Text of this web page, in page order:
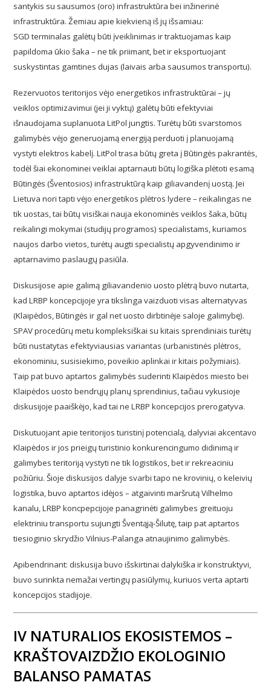
santykis su sausumos (oro) infrastruktūra bei inžinerinė
infrastruktūra. Žemiau apie kiekvieną iš jų išsamiau:
SGD terminalas galėtų būti įveiklinimas ir traktuojamas kaip
papildoma ūkio šaka – ne tik priimant, bet ir eksportuojant
suskystintas gamtines dujas (laivais arba sausumos transportu).
Rezervuotos teritorijos vėjo energetikos infrastruktūrai – jų
veiklos optimizavimui (jei ji vyktų) galėtų būti efektyviai
išnaudojama suplanuota LitPol jungtis. Turėtų būti svarstomos
galimybės vėjo generuojamą energiją perduoti į planuojamą
vystyti elektros kabelį. LitPol trasa būtų greta į Būtingės pakrantės,
todėl šiai ekonominei veiklai aptarnauti būtų logiška plėtoti esamą
Būtingės (Šventosios) infrastruktūrą kaip giliavandenį uostą. Jei
Lietuva nori tapti vėjo energetikos plėtros lydere – reikalingas ne
tik uostas, tai būtų visiškai nauja ekonominės veiklos šaka, būtų
reikalingi mokymai (studijų programos) specialistams, kuriamos
naujos darbo vietos, turėtų augti specialistų apgyvendinimo ir
aptarnavimo paslaugų pasiūla.
Diskusijose apie galimą giliavandenio uosto plėtrą buvo nutarta,
kad LRBP koncepcijoje yra tikslinga vaizduoti visas alternatyvas
(Klaipėdos, Būtingės ir gal net uosto dirbtinėje saloje galimybę).
SPAV procedūrų metu kompleksiškai su kitais sprendiniais turėtų
būti nustatytas efektyviausias variantas (urbanistinės plėtros,
ekonominiu, susisiekimo, poveikio aplinkai ir kitais požymiais).
Taip pat buvo aptartos galimybės suderinti Klaipėdos miesto bei
Klaipėdos uosto bendrųjų planų sprendinius, tačiau vykusioje
diskusijoje paaiškėjo, kad tai ne LRBP koncepcijos prerogatyva.
Diskutuojant apie teritorijos turistinį potencialą, dalyviai akcentavo
Klaipėdos ir jos prieigų turistinio konkurencingumo didinimą ir
galimybes teritoriją vystyti ne tik logistikos, bet ir rekreaciniu
požiūriu. Šioje diskusijos dalyje svarbi tapo ne krovinių, o keleivių
logistika, buvo aptartos idėjos – atgaivinti maršrutą Vilhelmo
kanalu, LRBP koncpepcijoje panagrinėti galimybes greituoju
elektriniu transportu sujungti Šventąją-Šilutę, taip pat aptartos
tiesioginio skrydžio Vilnius-Palanga atnaujinimo galimybės.
Apibendrinant: diskusija buvo išskirtinai dalykiška ir konstruktyvi,
buvo surinkta nemažai vertingų pasiūlymų, kuriuos verta aptarti
koncepcijos stadijoje.
IV NATURALIOS EKOSISTEMOS –
KRAŠTOVAIZDŽIO EKOLOGINIO
BALANSO PAMATAS